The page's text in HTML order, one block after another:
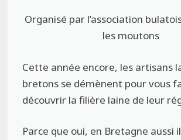
Organisé par l’association
les moutons
Cette année encore, les artisans
bretons se démènent pour vous
découvrir la filière laine de leur
Parce que oui, en Bretagne aussi